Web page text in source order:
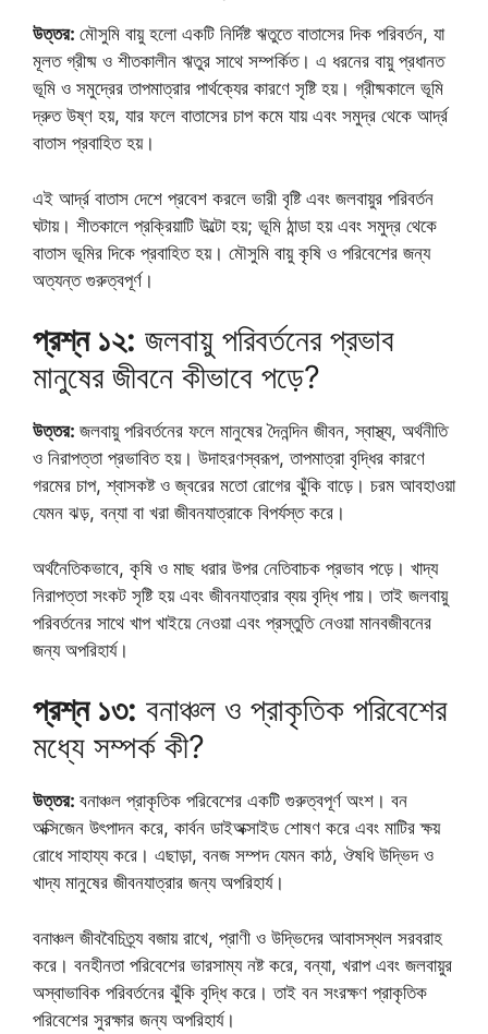
উত্তর: মৌসুমি বায়ু হলো একটি নির্দিষ্ট ঋতুতে বাতাসের দিক পরিবর্তন, যা
মূলত গ্রীষ্ম ও শীতকালীন ঋতুর সাথে সম্পর্কিত। এ ধরনের বায়ু প্রধানত
ভূমি ও সমুদ্রের তাপমাত্রার পার্থক্যের কারণে সৃষ্টি হয়। গ্রীষ্মকালে ভূমি
দ্রুত উষ্ণ হয়, যার ফলে বাতাসের চাপ কমে যায় এবং সমুদ্র থেকে আর্দ্র
বাতাস প্রবাহিত হয়।
এই আর্দ্র বাতাস দেশে প্রবেশ করলে ভারী বৃষ্টি এবং জলবায়ুর পরিবর্তন
ঘটায়। শীতকালে প্রক্রিয়াটি উল্টো হয়; ভূমি ঠান্ডা হয় এবং সমুদ্র থেকে
বাতাস ভূমির দিকে প্রবাহিত হয়। মৌসুমি বায়ু কৃষি ও পরিবেশের জন্য
অত্যন্ত গুরুত্বপূর্ণ।
প্রশ্ন ১২: জলবায়ু পরিবর্তনের প্রভাব
মানুষের জীবনে কীভাবে পড়ে?
উত্তর: জলবায়ু পরিবর্তনের ফলে মানুষের দৈনন্দিন জীবন, স্বাস্থ্য, অর্থনীতি
ও নিরাপত্তা প্রভাবিত হয়। উদাহরণস্বরূপ, তাপমাত্রা বৃদ্ধির কারণে
গরমের চাপ, শ্বাসকষ্ট ও জ্বরের মতো রোগের ঝুঁকি বাড়ে। চরম আবহাওয়া
যেমন ঝড়, বন্যা বা খরা জীবনযাত্রাকে বিপর্যস্ত করে।
অর্থনৈতিকভাবে, কৃষি ও মাছ ধরার উপর নেতিবাচক প্রভাব পড়ে। খাদ্য
নিরাপত্তা সংকট সৃষ্টি হয় এবং জীবনযাত্রার ব্যয় বৃদ্ধি পায়। তাই জলবায়ু
পরিবর্তনের সাথে খাপ খাইয়ে নেওয়া এবং প্রস্তুতি নেওয়া মানবজীবনের
জন্য অপরিহার্য।
প্রশ্ন ১৩: বনাঞ্চল ও প্রাকৃতিক পরিবেশের
মধ্যে সম্পর্ক কী?
উত্তর: বনাঞ্চল প্রাকৃতিক পরিবেশের একটি গুরুত্বপূর্ণ অংশ। বন
অক্সিজেন উৎপাদন করে, কার্বন ডাইঅক্সাইড শোষণ করে এবং মাটির ক্ষয়
রোধে সাহায্য করে। এছাড়া, বনজ সম্পদ যেমন কাঠ, ঔষধি উদ্ভিদ ও
খাদ্য মানুষের জীবনযাত্রার জন্য অপরিহার্য।
বনাঞ্চল জীববৈচিত্র্য বজায় রাখে, প্রাণী ও উদ্ভিদের আবাসস্থল সরবরাহ
করে। বনহীনতা পরিবেশের ভারসাম্য নষ্ট করে, বন্যা, খরাপ এবং জলবায়ুর
অস্বাভাবিক পরিবর্তনের ঝুঁকি বৃদ্ধি করে। তাই বন সংরক্ষণ প্রাকৃতিক
পরিবেশের সুরক্ষার জন্য অপরিহার্য।